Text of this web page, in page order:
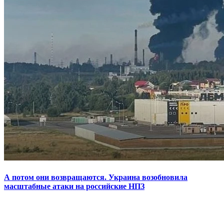
А потом они возвращаются. Украина возобновила
масштабные атаки на российские НПЗ